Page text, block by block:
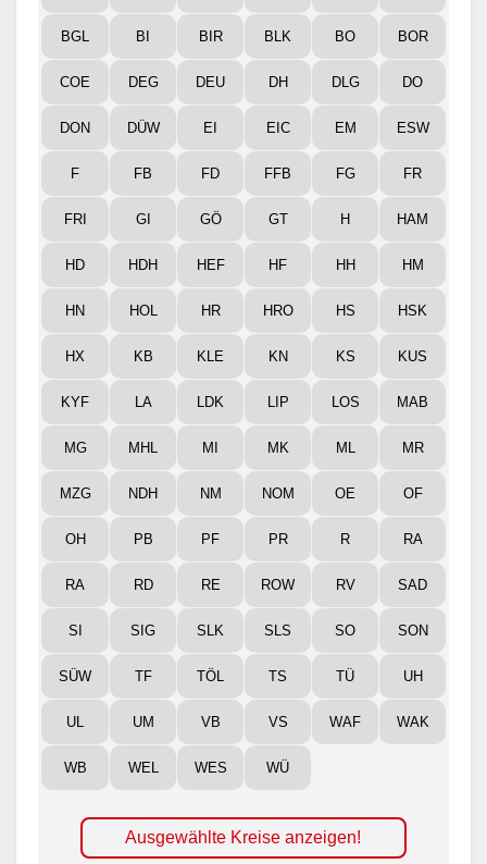
BGL BI BIR BLK BO BOR
COE DEG DEU DH DLG DO
DON DÜW EI EIC EM ESW
F FB FD FFB FG FR
FRI GI GÖ GT H HAM
HD HDH HEF HF HH HM
HN HOL HR HRO HS HSK
HX KB KLE KN KS KUS
KYF LA LDK LIP LOS MAB
MG MHL MI MK ML MR
MZG NDH NM NOM OE OF
OH PB PF PR R RA
RA RD RE ROW RV SAD
SI SIG SLK SLS SO SON
SÜW TF TÖL TS TÜ UH
UL UM VB VS WAF WAK
WB WEL WES WÜ
Ausgewählte Kreise anzeigen!